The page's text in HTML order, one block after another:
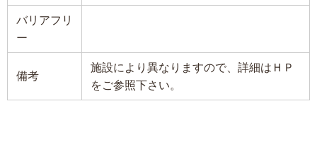
バリアフリ
ー
備考
施設により異なりますので、詳細はＨＰ
をご参照下さい。